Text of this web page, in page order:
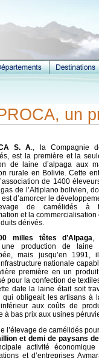
un
S. A., la Compagnie
est la première et la
de laine d’alpaga aux
rurale en Bolivie. Cette
de 1400
de l’Altiplano bolivien,
d’amorcer le
de camélidés à
et la commercialisation
dérivés.
milles têtes d’Alpaga,
une production de laine
mais jusqu’en 1991,
nationale
première en un
pour la confection de
date la laine était soit
qui obligeait les artisans à
aux coûts de
à bas prix aux usines
l’élevage de camélidés
et demi de paysans de
activité
et d’entreprises